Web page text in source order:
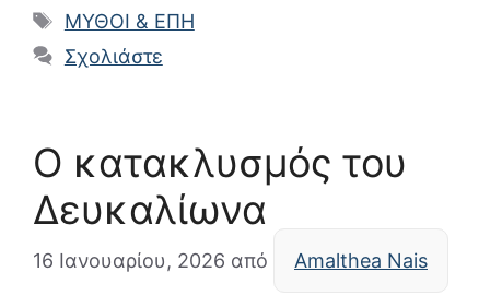
Ετικέτες
ΜΥΘΟΙ & ΕΠΗ
Σχολιάστε
Ο κατακλυσμός του
Δευκαλίωνα
16 Ιανουαρίου, 2026 από Amalthea Nais